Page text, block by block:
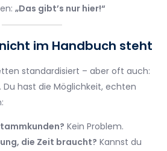
„Das gibt’s nur hier!“
im Handbuch steht
standardisiert – aber oft auch:
hast die Möglichkeit, echten
Kein Problem.
die Zeit braucht? Kannst du